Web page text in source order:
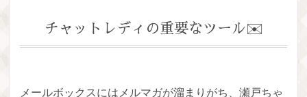
チャットレディの重要なツール✉️
メールボックスにはメルマガが溜まりがち、瀬戸ちゃ